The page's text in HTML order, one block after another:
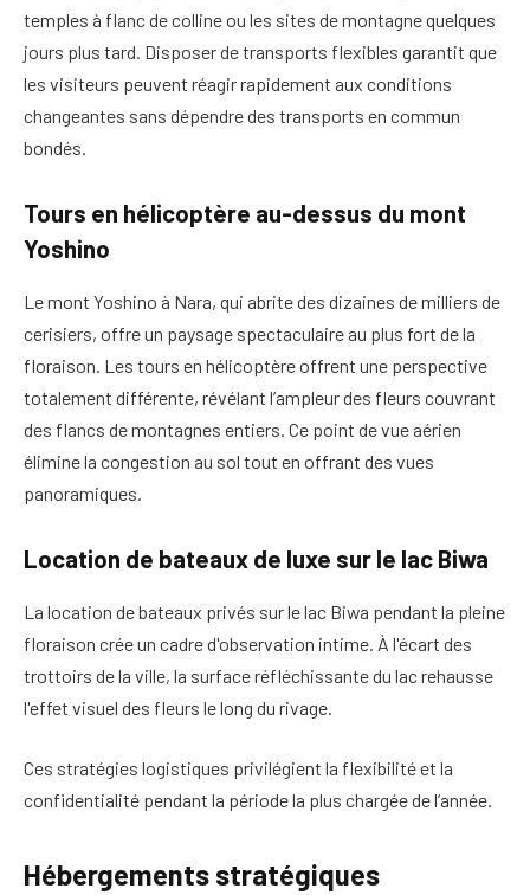
temples à flanc de colline ou les sites de montagne quelques
jours plus tard. Disposer de transports flexibles garantit que
les visiteurs peuvent réagir rapidement aux conditions
changeantes sans dépendre des transports en commun
bondés.
Tours en hélicoptère au-dessus du mont
Yoshino
Le mont Yoshino à Nara, qui abrite des dizaines de milliers de
cerisiers, offre un paysage spectaculaire au plus fort de la
floraison. Les tours en hélicoptère offrent une perspective
totalement différente, révélant l’ampleur des fleurs couvrant
des flancs de montagnes entiers. Ce point de vue aérien
élimine la congestion au sol tout en offrant des vues
panoramiques.
Location de bateaux de luxe sur le lac Biwa
La location de bateaux privés sur le lac Biwa pendant la pleine
floraison crée un cadre d'observation intime. À l'écart des
trottoirs de la ville, la surface réfléchissante du lac rehausse
l'effet visuel des fleurs le long du rivage.
Ces stratégies logistiques privilégient la flexibilité et la
confidentialité pendant la période la plus chargée de l’année.
Hébergements stratégiques